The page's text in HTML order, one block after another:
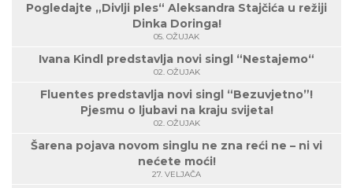
Pogledajte „Divlji ples“ Aleksandra Stajčića u režiji
Dinka Doringa!
05. OŽUJAK
Ivana Kindl predstavlja novi singl “Nestajemo“
02. OŽUJAK
Fluentes predstavlja novi singl “Bezuvjetno”!
Pjesmu o ljubavi na kraju svijeta!
02. OŽUJAK
Šarena pojava novom singlu ne zna reći ne – ni vi
nećete moći!
27. VELJAČA